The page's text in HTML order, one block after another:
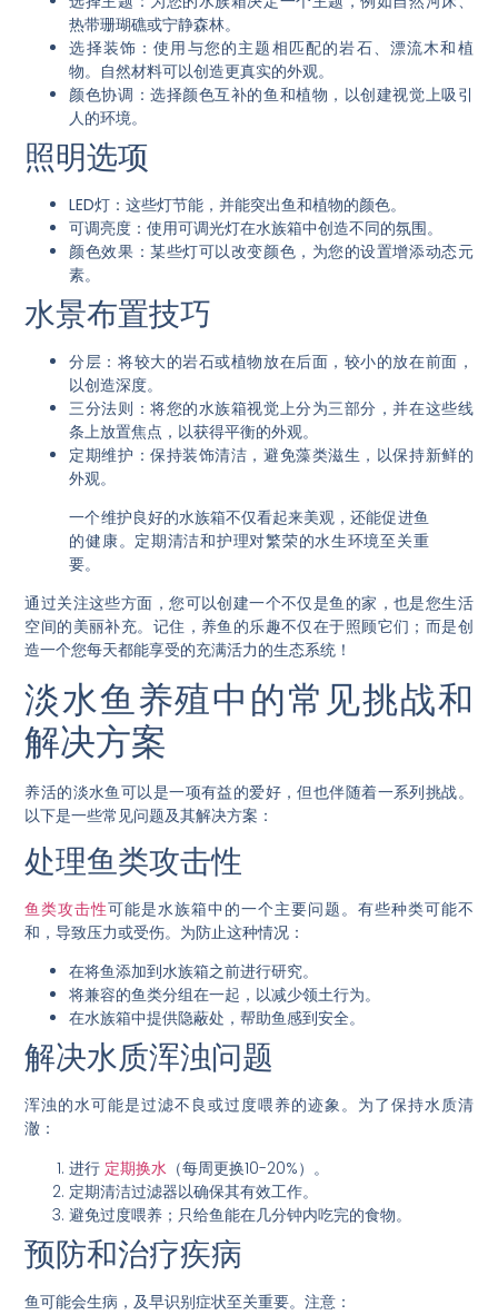
热带珊瑚礁或宁静森林。
选择装饰：使用与您的主题相匹配的岩石、漂流木和植
物。自然材料可以创造更真实的外观。
颜色协调：选择颜色互补的鱼和植物，以创建视觉上吸引
人的环境。
照明选项
LED灯：这些灯节能，并能突出鱼和植物的颜色。
可调亮度：使用可调光灯在水族箱中创造不同的氛围。
颜色效果：某些灯可以改变颜色，为您的设置增添动态元
素。
水景布置技巧
分层：将较大的岩石或植物放在后面，较小的放在前面，
以创造深度。
三分法则：将您的水族箱视觉上分为三部分，并在这些线
条上放置焦点，以获得平衡的外观。
定期维护：保持装饰清洁，避免藻类滋生，以保持新鲜的
外观。
一个维护良好的水族箱不仅看起来美观，还能促进鱼
的健康。定期清洁和护理对繁荣的水生环境至关重
要。
通过关注这些方面，您可以创建一个不仅是鱼的家，也是您生活
空间的美丽补充。记住，养鱼的乐趣不仅在于照顾它们；而是创
造一个您每天都能享受的充满活力的生态系统！
淡水鱼养殖中的常见挑战和
解决方案
养活的淡水鱼可以是一项有益的爱好，但也伴随着一系列挑战。
以下是一些常见问题及其解决方案：
处理鱼类攻击性
鱼类攻击性可能是水族箱中的一个主要问题。有些种类可能不
和，导致压力或受伤。为防止这种情况：
在将鱼添加到水族箱之前进行研究。
将兼容的鱼类分组在一起，以减少领土行为。
在水族箱中提供隐蔽处 ，帮助鱼感到安全。
解决水质浑浊问题
浑浊的水可能是过滤不良或过度喂养的迹象。为了保持水质清
澈：
进行 定期换水 （每周更换10-20%）。
定期清洁过滤器以确保其有效工作。
避免过度喂养 ；只给鱼能在几分钟内吃完的食物。
预防和治疗疾病
鱼可能会生病，及早识别症状至关重要。注意：